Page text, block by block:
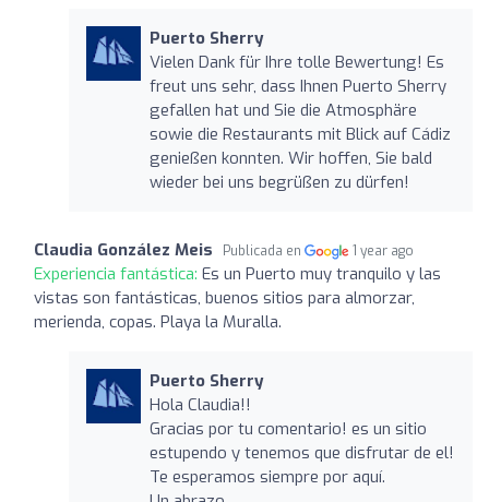
Puerto Sherry
Vielen Dank für Ihre tolle Bewertung! Es
freut uns sehr, dass Ihnen Puerto Sherry
gefallen hat und Sie die Atmosphäre
sowie die Restaurants mit Blick auf Cádiz
genießen konnten. Wir hoffen, Sie bald
wieder bei uns begrüßen zu dürfen!
Claudia González Meis Publicada en 1 year ago
Experiencia fantástica: Es un Puerto muy tranquilo y las
vistas son fantásticas, buenos sitios para almorzar,
merienda, copas. Playa la Muralla.
Puerto Sherry
Hola Claudia!!
Gracias por tu comentario! es un sitio
estupendo y tenemos que disfrutar de el!
Te esperamos siempre por aquí.